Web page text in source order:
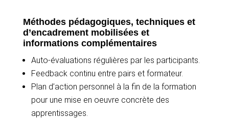
Méthodes pédagogiques, techniques et
d’encadrement mobilisées et
informations complémentaires
Auto-évaluations régulières par les participants.
Feedback continu entre pairs et formateur.
Plan d’action personnel à la fin de la formation
pour une mise en oeuvre concrète des
apprentissages.